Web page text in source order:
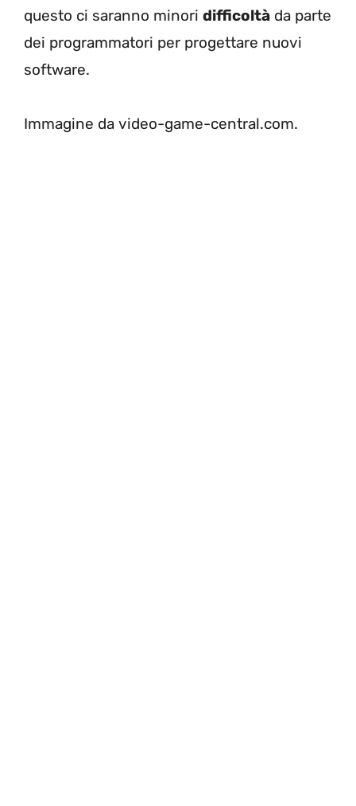
questo ci saranno minori difficoltà da parte
dei programmatori per progettare nuovi
software.
Immagine da video-game-central.com.